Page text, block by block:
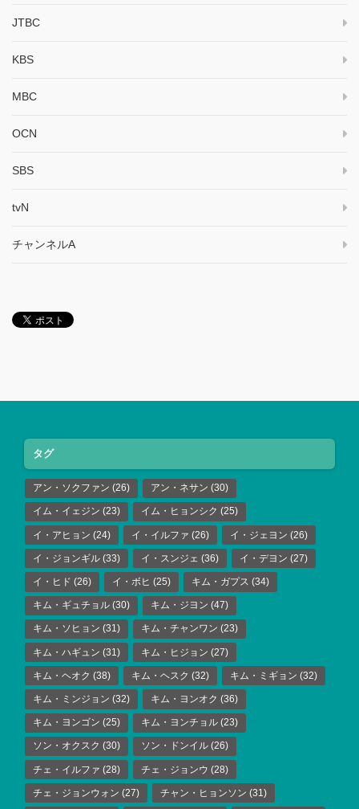
JTBC
KBS
MBC
OCN
SBS
tvN
チャンネルA
タグ
アン・ソクファン (26) アン・ネサン (30)
イム・イェジン (23) イム・ヒョンシク (25)
イ・アヒョン (24) イ・イルファ (26) イ・ジェヨン (26)
イ・ジョンギル (33) イ・スンジェ (36) イ・デヨン (27)
イ・ヒド (26) イ・ボヒ (25) キム・ガプス (34)
キム・ギュチョル (30) キム・ジヨン (47)
キム・ソヒョン (31) キム・チャンワン (23)
キム・ハギュン (31) キム・ヒジョン (27)
キム・ヘオク (38) キム・ヘスク (32) キム・ミギョン (32)
キム・ミンジョン (32) キム・ヨンオク (36)
キム・ヨンゴン (25) キム・ヨンチョル (23)
ソン・オクスク (30) ソン・ドンイル (26)
チェ・イルファ (28) チェ・ジョンウ (28)
チェ・ジョンウォン (27) チャン・ヒョンソン (31)